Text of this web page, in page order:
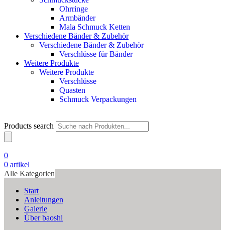
Ohrringe
Armbänder
Mala Schmuck Ketten
Verschiedene Bänder & Zubehör
Verschiedene Bänder & Zubehör
Verschlüsse für Bänder
Weitere Produkte
Weitere Produkte
Verschlüsse
Quasten
Schmuck Verpackungen
Products search
0
0 artikel
Alle Kategorien
Start
Anleitungen
Galerie
Über baoshi